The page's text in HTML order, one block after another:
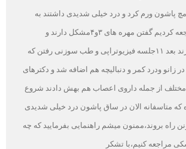
پاشون ورم کرد و درد خیلی شدیدی داشتند به
متخصص ارتوپد مراجعه کردیم گفتن مهره های ۳و۴مشکل دارند و
همینطور سیاتیک دارند بعد ۱۱جلسه فیزیوتراپی و طب سوزنی رفتن که
زانو و‌درد کمر و دنبالیچه هم اضافه شد و دکترهای
مختلف از جمله داروی اعصاب هم بهش دادند شروع
که متاسفانه الان در ساق پاشون درد خیلی شدیدی
راه بروند،ممنون میشم راهنمایی بفرمایید که چه
مراجعه کنیم،با تشکر